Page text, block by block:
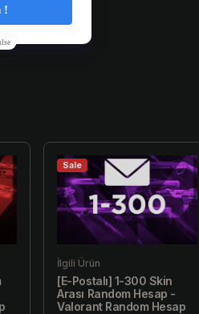
Sale
İlgili Ürün
[E-Postalı] 1-300 Skin
Arası Random Hesap -
Valorant Random Hesap